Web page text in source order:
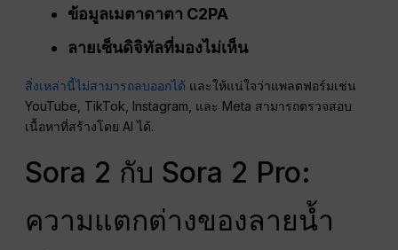
ข้อมูลเมตาดาตา C2PA
ลายเซ็นดิจิทัลที่มองไม่เห็น
สิ่งเหล่านี้ไม่สามารถลบออกได้ และให้แน่ใจว่าแพลตฟอร์มเช่น
YouTube, TikTok, Instagram, และ Meta สามารถตรวจสอบ
เนื้อหาที่สร้างโดย AI ได้.
Sora 2 กับ Sora 2 Pro:
ความแตกต่างของลายน้ำ